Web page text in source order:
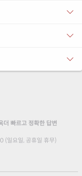
더 빠르고 정확한 답변
일요일, 공휴일 휴무)